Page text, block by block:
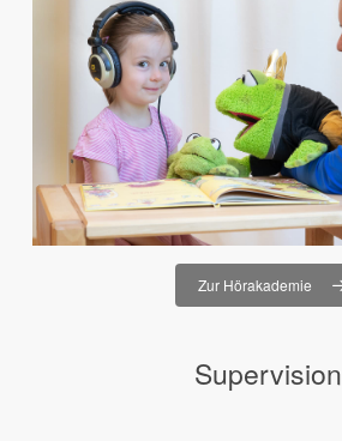
Zur Hörakademie
Supervision